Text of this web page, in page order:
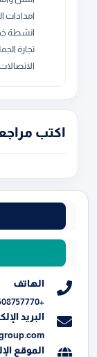
امدادات
انشطة
تجارة
الاتصالات
اكتب
الهاتف
+966508757770
البريد
الموقع